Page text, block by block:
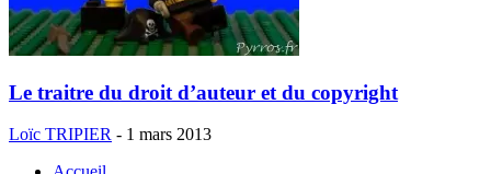
Le traitre du droit d’auteur et du copyright
Loïc TRIPIER - 1 mars 2013